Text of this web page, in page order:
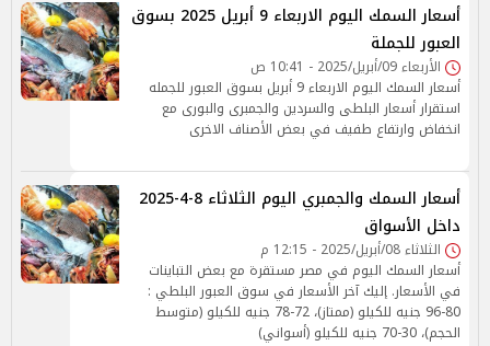
أسعار السمك اليوم الاربعاء 9 أبريل 2025 بسوق
العبور للجملة
الأربعاء 09/أبريل/2025 - 10:41 ص
أسعار السمك اليوم الاربعاء 9 أبريل بسوق العبور للجمله
استقرار أسعار البلطى والسردين والجمبرى والبورى مع
انخفاض وارتفاع طفيف في بعض الأصناف الاخرى
أسعار السمك والجمبري اليوم الثلاثاء 8-4-2025
داخل الأسواق
الثلاثاء 08/أبريل/2025 - 12:15 م
أسعار السمك اليوم في مصر مستقرة مع بعض التباينات
في الأسعار. إليك آخر الأسعار في سوق العبور البلطي :
80-96 جنيه للكيلو (ممتاز)، 72-78 جنيه للكيلو (متوسط
الحجم)، 30-70 جنيه للكيلو (أسواني)